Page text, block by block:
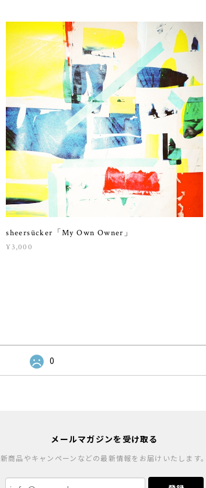
sheersücker「My Own Owner」
¥3,000
0
メールマガジンを受け取る
新商品やキャンペーンなどの最新情報をお届けいたします。